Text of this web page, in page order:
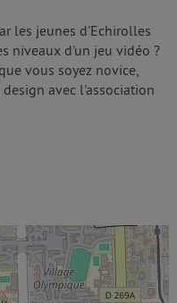
les jeunes d'Echirolles
niveaux d'un jeu vidéo ?
vous soyez novice,
avec l'association